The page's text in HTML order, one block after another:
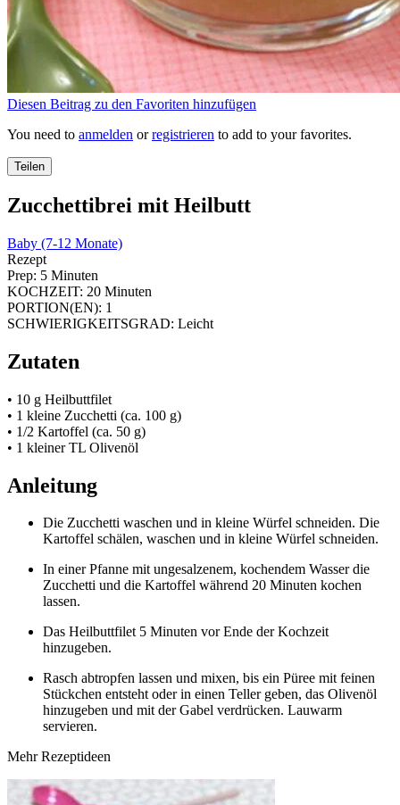
Diesen Beitrag zu den Favoriten hinzufügen
You need to anmelden orregistrieren to add to your favorites.
Teilen
Zucchettibrei mit Heilbutt
Baby (7-12 Monate)
Rezept
Prep: 5 Minuten
KOCHZEIT: 20 Minuten
PORTION(EN): 1
SCHWIERIGKEITSGRAD: Leicht
Zutaten
• 10 g Heilbuttfilet
• 1 kleine Zucchetti (ca. 100 g)
• 1/2 Kartoffel (ca. 50 g)
• 1 kleiner TL Olivenöl
Anleitung
Die Zucchetti waschen und in kleine Würfel schneiden. Die
Kartoffel schälen, waschen und in kleine Würfel schneiden.
In einer Pfanne mit ungesalzenem, kochendem Wasser die
Zucchetti und die Kartoffel während 20 Minuten kochen
lassen.
Das Heilbuttfilet 5 Minuten vor Ende der Kochzeit
hinzugeben.
Rasch abtropfen lassen und mixen, bis ein Püree mit feinen
Stückchen entsteht oder in einen Teller geben, das Olivenöl
hinzugeben und mit der Gabel verdrücken. Lauwarm
servieren.
Mehr Rezeptideen